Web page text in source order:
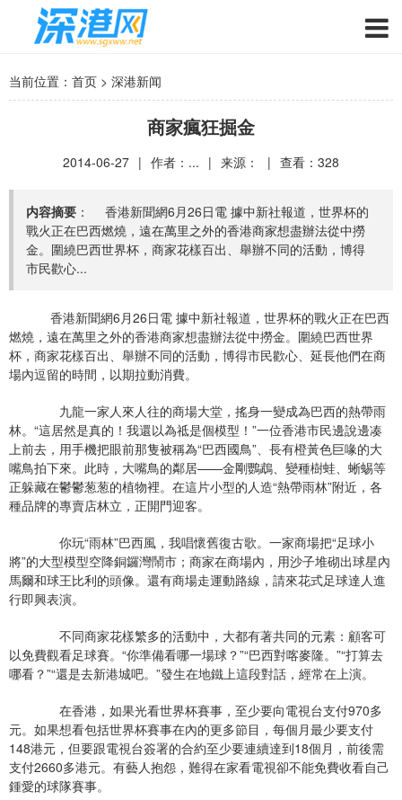
当前位置： 首页 > 深港新闻
商家瘋狂掘金
2014-06-27 | 作者：... | 来源： | 查看： 328
内容摘要 ： 香港新聞網6月26日電 據中新社報道，世界杯的
戰火正在巴西燃燒，遠在萬里之外的香港商家想盡辦法從中撈
金。圍繞巴西世界杯，商家花樣百出、舉辦不同的活動，博得
市民歡心...
香港新聞網6月26日電 據中新社報道，世界杯的戰火正在巴西
燃燒，遠在萬里之外的香港商家想盡辦法從中撈金。圍繞巴西世界
杯，商家花樣百出、舉辦不同的活動，博得市民歡心、延長他們在商
場內逗留的時間，以期拉動消費。
九龍一家人來人往的商場大堂，搖身一變成為巴西的熱帶雨
林。“這居然是真的！我還以為祗是個模型！”一位香港市民邊說邊凑
上前去，用手機把眼前那隻被稱為“巴西國鳥”、長有橙黃色巨喙的大
嘴鳥拍下來。此時，大嘴鳥的鄰居——金剛鸚鵡、變種樹蛙、蜥蜴等
正躲藏在鬱鬱葱葱的植物裡。在這片小型的人造“熱帶雨林”附近，各
種品牌的專賣店林立，正開門迎客。
你玩“雨林”巴西風，我唱懷舊復古歌。一家商場把“足球小
將”的大型模型空降銅鑼灣鬧市；商家在商場內，用沙子堆砌出球星內
馬爾和球王比利的頭像。還有商場走運動路線，請來花式足球達人進
行即興表演。
不同商家花樣繁多的活動中，大都有著共同的元素：顧客可
以免費觀看足球賽。“你準備看哪一場球？”“巴西對喀麥隆。”“打算去
哪看？”“還是去新港城吧。”發生在地鐵上這段對話，經常在上演。
在香港，如果光看世界杯賽事，至少要向電視台支付970多
元。如果想看包括世界杯賽事在內的更多節目，每個月最少要支付
148港元，但要跟電視台簽署的合約至少要連續達到18個月，前後需
支付2660多港元。有藝人抱怨，難得在家看電視卻不能免費收看自己
鍾愛的球隊賽事。